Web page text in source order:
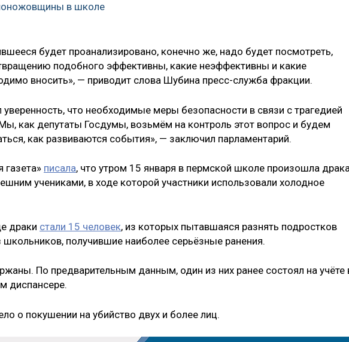
в школе
будет проанализировано, конечно же, надо будет посмотреть,
подобного эффективны, какие неэффективны и какие
вносить», — приводит слова Шубина пресс-служба фракции.
что необходимые меры безопасности в связи с трагедией
как депутаты Госдумы, возьмём на контроль этот вопрос и будем
как развиваются события», — заключил парламентарий.
газета» писала, что утром 15 января в пермской школе произошла
учениками, в ходе которой участники использовали холодное
драки стали 15 человек, из которых пытавшаяся разнять подростков
школьников, получившие наиболее серьёзные ранения.
По предварительным данным, один из них ранее состоял на учёте
диспансере.
о покушении на убийство двух и более лиц.